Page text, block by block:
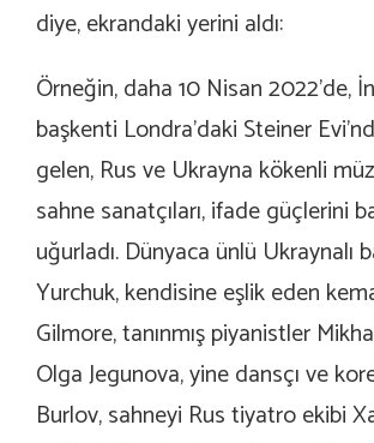
diye, ekrandaki yerini aldı:
Örneğin, daha 10 Nisan 2022’de,
başkenti Londra’daki Steiner
gelen, Rus ve Ukrayna kökenli
sahne sanatçıları, ifade güçlerini
uğurladı. Dünyaca ünlü Ukraynalı
Yurchuk, kendisine eşlik eden
Gilmore, tanınmış piyanistler
Olga Jegunova, yine dansçı ve
Burlov, sahneyi Rus tiyatro ekibi